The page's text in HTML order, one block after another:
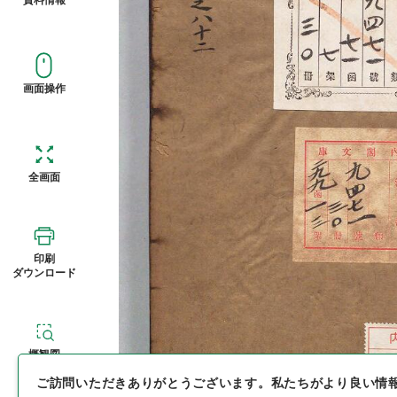
画面操作
全画面
印刷
ダウンロード
概観図
ご訪問いただきありがとうございます。 私たちがより良い情